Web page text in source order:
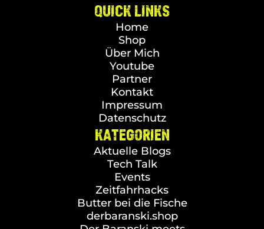
QUICK LINKS
Home
Shop
Über Mich
Youtube
Partner
Kontakt
Impressum
Datenschutz
KATEGORIEN
Aktuelle Blogs
Tech Talk
Events
Zeitfahrhacks
Butter bei die Fische
derbaranski.shop